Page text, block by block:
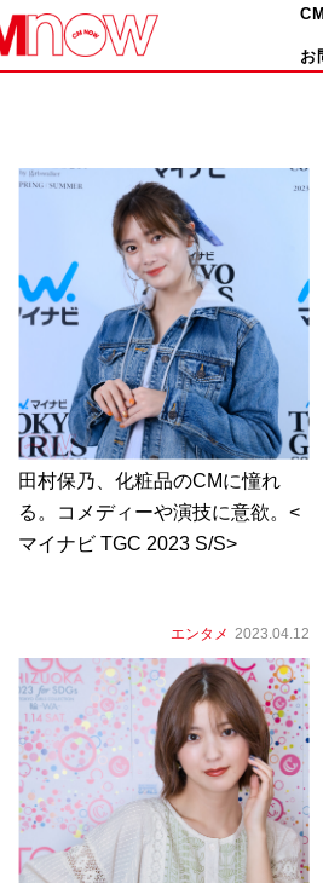
お
田村保乃、化粧品のCMに憧れ
る。コメディーや演技に意欲。<
マイナビ TGC 2023 S/S>
エンタメ 2023.04.12